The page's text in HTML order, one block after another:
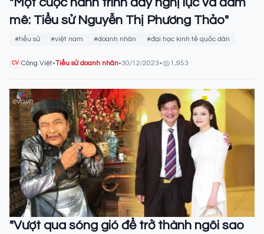
mê: Tiểu sử Nguyễn Thị Phương Thảo"
#tiểu sử #việt nam #doanh nhân #đại học kinh tế quốc dân
CV Công Việt•Tiểu sử doanh nhân•30/12/2023• 1,953
"Vượt qua sóng gió để trở thành ngôi sao